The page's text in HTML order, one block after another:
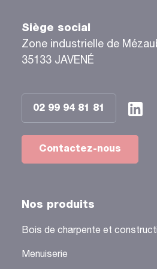
Siège social
Zone industrielle de
35133 JAVENÉ
02 99 94 81 81
Contactez-nous
Nos produits
Bois de charpente et
Menuiserie